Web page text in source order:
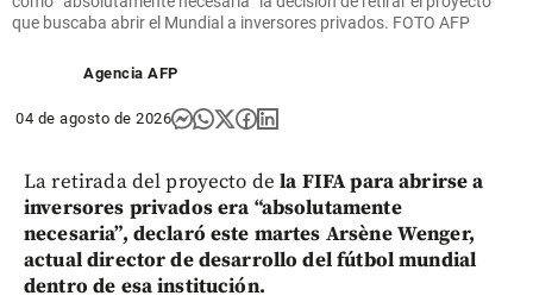
que buscaba abrir el Mundial a inversores privados. FOTO AFP
Agencia AFP
04 de agosto de 2026
La retirada del proyecto de la FIFA para abrirse a
inversores privados era “absolutamente
necesaria”, declaró este martes Arsène Wenger,
actual director de desarrollo del fútbol mundial
dentro de esa institución.